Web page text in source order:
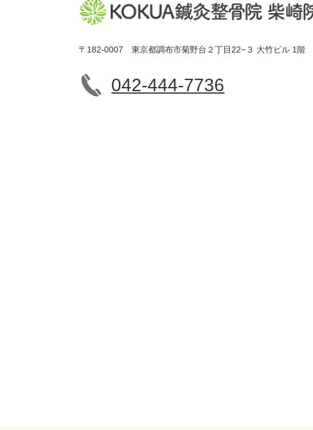
〒182-0007 東京都調布市菊野台２丁目22−３ 大竹ビル 1階
042-444-7736